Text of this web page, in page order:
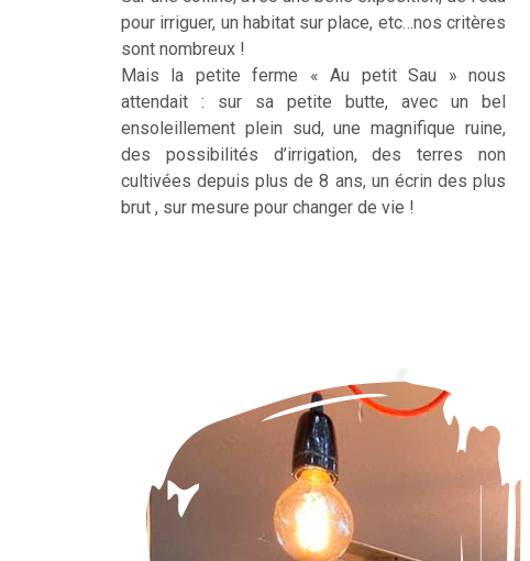
pour irriguer, un habitat sur place, etc…nos critères
sont nombreux !
Mais la petite ferme « Au petit Sau » nous
attendait : sur sa petite butte, avec un bel
ensoleillement plein sud, une magnifique ruine,
des possibilités d’irrigation, des terres non
cultivées depuis plus de 8 ans, un écrin des plus
brut , sur mesure pour changer de vie !